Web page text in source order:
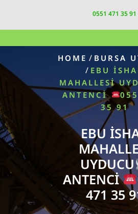
0551 471 35 91
HOME / BURSA
/ EBU
MAHALLESI
ANTENCI
35 91
EBU
UYDUCU
ANTENCI
471 35